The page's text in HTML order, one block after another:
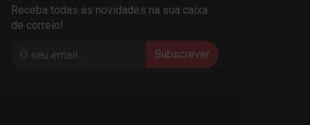
Receba todas as novidades na sua caixa
de correio!
Subscrever